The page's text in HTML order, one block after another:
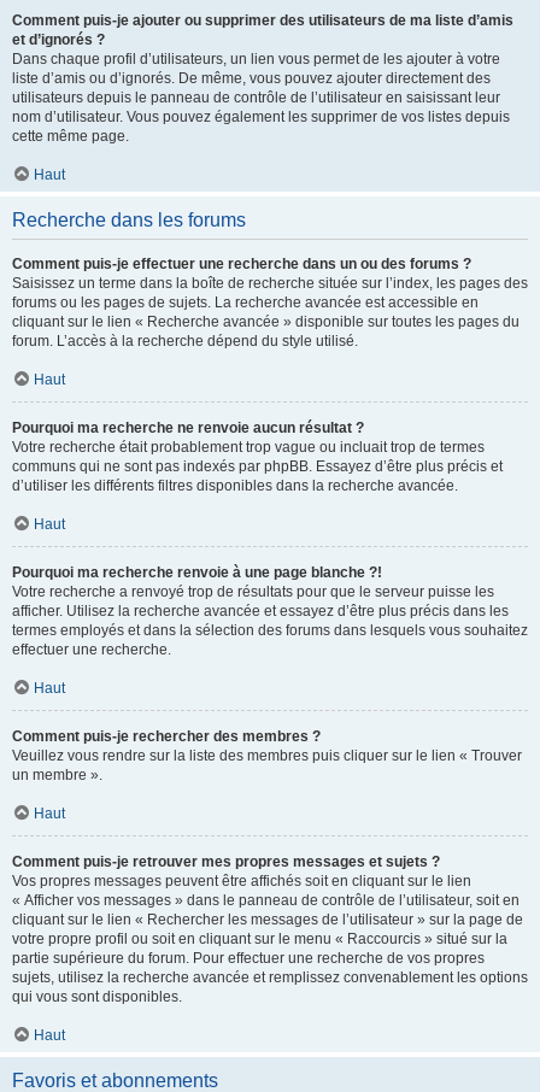
Comment puis-je ajouter ou supprimer des utilisateurs de ma liste d’amis
et d’ignorés ?
Dans chaque profil d’utilisateurs, un lien vous permet de les ajouter à votre
liste d’amis ou d’ignorés. De même, vous pouvez ajouter directement des
utilisateurs depuis le panneau de contrôle de l’utilisateur en saisissant leur
nom d’utilisateur. Vous pouvez également les supprimer de vos listes depuis
cette même page.
Haut
Recherche dans les forums
Comment puis-je effectuer une recherche dans un ou des forums ?
Saisissez un terme dans la boîte de recherche située sur l’index, les pages des
forums ou les pages de sujets. La recherche avancée est accessible en
cliquant sur le lien « Recherche avancée » disponible sur toutes les pages du
forum. L’accès à la recherche dépend du style utilisé.
Haut
Pourquoi ma recherche ne renvoie aucun résultat ?
Votre recherche était probablement trop vague ou incluait trop de termes
communs qui ne sont pas indexés par phpBB. Essayez d’être plus précis et
d’utiliser les différents filtres disponibles dans la recherche avancée.
Haut
Pourquoi ma recherche renvoie à une page blanche ?!
Votre recherche a renvoyé trop de résultats pour que le serveur puisse les
afficher. Utilisez la recherche avancée et essayez d’être plus précis dans les
termes employés et dans la sélection des forums dans lesquels vous souhaitez
effectuer une recherche.
Haut
Comment puis-je rechercher des membres ?
Veuillez vous rendre sur la liste des membres puis cliquer sur le lien « Trouver
un membre ».
Haut
Comment puis-je retrouver mes propres messages et sujets ?
Vos propres messages peuvent être affichés soit en cliquant sur le lien
« Afficher vos messages » dans le panneau de contrôle de l’utilisateur, soit en
cliquant sur le lien « Rechercher les messages de l’utilisateur » sur la page de
votre propre profil ou soit en cliquant sur le menu « Raccourcis » situé sur la
partie supérieure du forum. Pour effectuer une recherche de vos propres
sujets, utilisez la recherche avancée et remplissez convenablement les options
qui vous sont disponibles.
Haut
Favoris et abonnements